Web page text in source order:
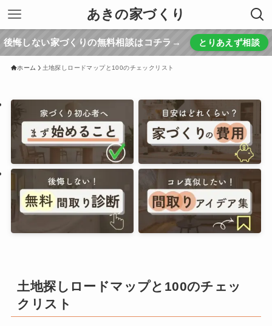
あきの家づくり
後悔しない家づくりの無料相談はコチラ→ とりあえず相談
ホーム 土地探しロードマップと100のチェックリスト
土地探しロードマップと100のチェッ
クリスト